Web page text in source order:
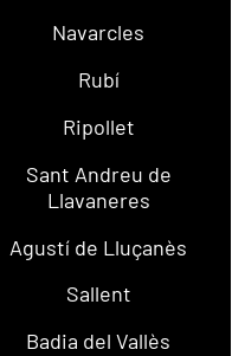
Navarcles
Rubí
Ripollet
Sant Andreu de
Llavaneres
Agustí de Lluçanès
Sallent
Badia del Vallès